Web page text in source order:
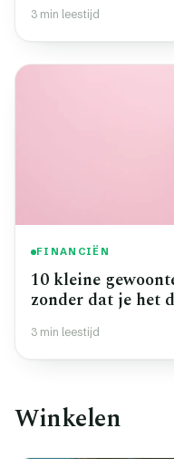
3 min leestijd
FINANCIËN
10 kleine
zonder dat je het
3 min leestijd
Winkelen